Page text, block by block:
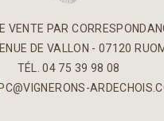
VENTE PAR
DE VALLON - 07120
TÉL. 04 75 39 98 08